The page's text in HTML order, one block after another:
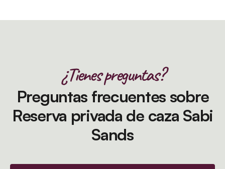
¿Tienes preguntas?
Preguntas frecuentes sobre
Reserva privada de caza Sabi
Sands